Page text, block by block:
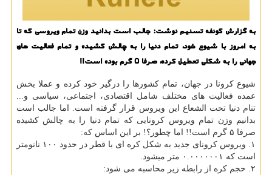
به گزارش كونفه تسنیم نوشت: جالب است بدانید وزن تمام ویروسی كه تا
به امروز با شیوع خود، تمام دنیا را به چالش كشیده و تمام فعالیت های
جهانی را به شكلی تعطیل كرده، صرفا ۵ گرم بوده است!!
شیوع كرونا در جهان، تمام كشورها را درگیر خود كرده و عملا بخش
عمده فعالیت های مختلف شامل اقتصادی، اجتماعی، سیاسی و...
تنام دنیا تحت الشعاع این ویروس قرار گرفته است. اما جالب است
بدانیم وزن تمام ویروس كرونایی كه تمام دنیا را به چالش كشیده
صرفا ۵ گرم است!! اما چطور؟! بر این اساس كه:
۱. ویروس كرونای جدید به شكل كره ای با قطر در حدود ۱۰۰ نانومتر
است كه ۰.۰۰۰۰۰۰۱ متر میشود.
۲. حجم كره از رابطه زیر محاسبه می شود: